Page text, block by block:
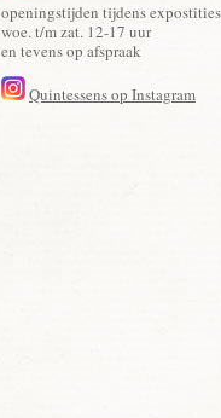
openingstijden tijdens
woe. t/m zat. 12-17 uur
en tevens op afspraak
Quintessens op Instagram